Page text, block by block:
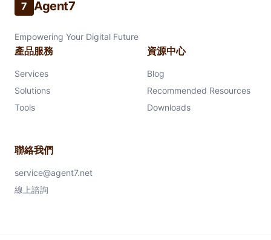
7 Agent7
Empowering Your Digital Future
產品服務
Services
Solutions
Tools
資源中心
Blog
Recommended Resources
Downloads
聯絡我們
service@agent7.net
線上諮詢